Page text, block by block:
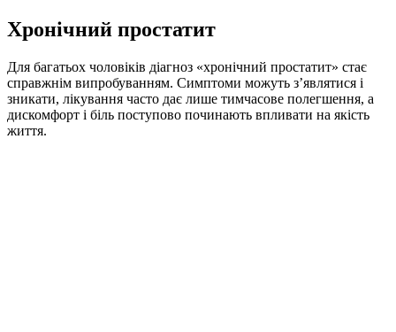
Хронічний простатит
Для багатьох чоловіків діагноз «хронічний простатит» стає
справжнім випробуванням. Симптоми можуть з’являтися і
зникати, лікування часто дає лише тимчасове полегшення, а
дискомфорт і біль поступово починають впливати на якість
життя.